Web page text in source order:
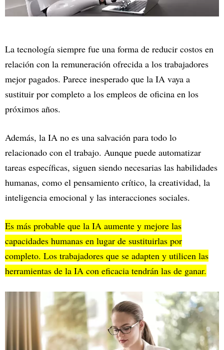
La tecnología siempre fue una forma de reducir costos en
relación con la remuneración ofrecida a los trabajadores
mejor pagados. Parece inesperado que la IA vaya a
sustituir por completo a los empleos de oficina en los
próximos años.
Además, la IA no es una salvación para todo lo
relacionado con el trabajo. Aunque puede automatizar
tareas específicas, siguen siendo necesarias las habilidades
humanas, como el pensamiento crítico, la creatividad, la
inteligencia emocional y las interacciones sociales.
Es más probable que la IA aumente y mejore las
capacidades humanas en lugar de sustituirlas por
completo. Los trabajadores que se adapten y utilicen las
herramientas de la IA con eficacia tendrán las de ganar.